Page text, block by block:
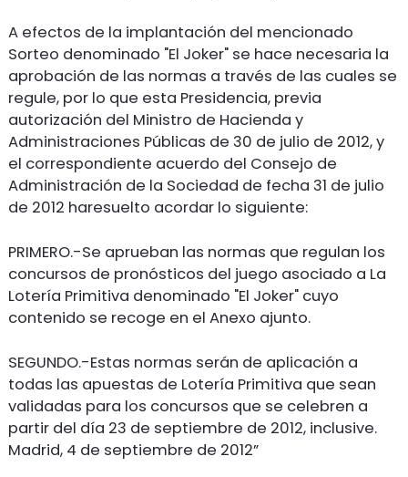
A efectos de la implantación del mencionado
Sorteo denominado "El Joker" se hace necesaria la
aprobación de las normas a través de las cuales se
regule, por lo que esta Presidencia, previa
autorización del Ministro de Hacienda y
Administraciones Públicas de 30 de julio de 2012, y
el correspondiente acuerdo del Consejo de
Administración de la Sociedad de fecha 31 de julio
de 2012 haresuelto acordar lo siguiente:
PRIMERO.-Se aprueban las normas que regulan los
concursos de pronósticos del juego asociado a La
Lotería Primitiva denominado "El Joker" cuyo
contenido se recoge en el Anexo ajunto.
SEGUNDO.-Estas normas serán de aplicación a
todas las apuestas de Lotería Primitiva que sean
validadas para los concursos que se celebren a
partir del día 23 de septiembre de 2012, inclusive.
Madrid, 4 de septiembre de 2012”